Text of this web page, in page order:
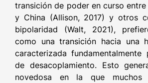
transición de poder en curso
y China (Allison, 2017) y otros
bipolaridad (Walt, 2021),
como una transición hacia una
caracterizada
de desacoplamiento. Esto
novedosa en la que muchos